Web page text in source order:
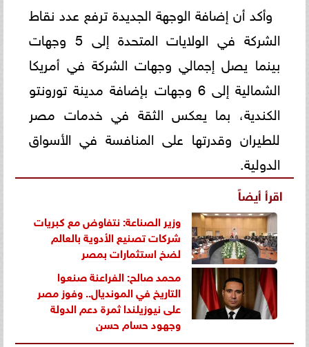
وأكد أن إضافة الوجهة الجديدة ترفع عدد نقاط
الشركة في الولايات المتحدة إلى 5 وجهات
بينما يصل إجمالي وجهات الشركة في أمريكا
الشمالية إلى 6 وجهات بإضافة مدينة تورونتو
الكندية، بما يعكس الثقة في خدمات مصر
للطيران وقدرتها على المنافسة في الأسواق
الدولية.
اقرأ أيضاً
وزير الصناعة: نتفاوض مع كبريات
شركات تصنيع الأدوية بالعالم
لضخ استثمارات بمصر
محمد صالح: الفراعنة صنعوا
التاريخ في المونديال.. وفوز مصر
على نيوزيلندا ثمرة دعم الدولة
وجهود حسام حسن